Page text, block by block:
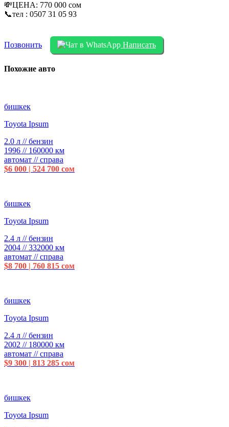
💸ЦЕНА: 770 000 сом
📞тел : 0507 31 05 93
Позвонить Написать
Похожие авто
бишкек
Toyota Ipsum
2.0 л // бензин
1996 // 160000 км
автомат // справа
$6 000 | 524 700 сом
бишкек
Toyota Ipsum
2.4 л // бензин
2004 // 332000 км
автомат // справа
$8 700 | 760 815 сом
бишкек
Toyota Ipsum
2.4 л // бензин
2002 // 180000 км
автомат // справа
$9 300 | 813 285 сом
бишкек
Toyota Ipsum